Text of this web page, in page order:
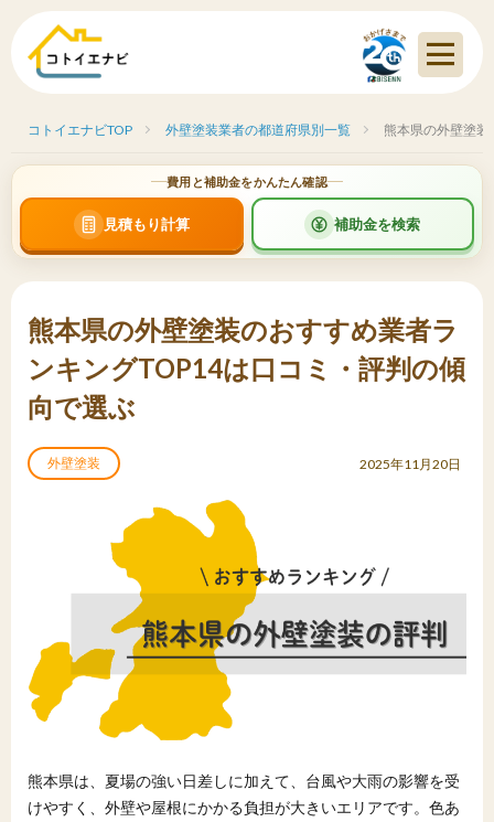
コトイエナビTOP 外壁塗装業者の都道府県別一覧 熊本県の外壁塗
費用と補助金をかんたん確認
見積もり計算 補助金を検索
熊本県の外壁塗装のおすすめ業者ラ
ンキングTOP14は口コミ・評判の傾
向で選ぶ
外壁塗装 2025年11月20日
熊本県は、夏場の強い日差しに加えて、台風や大雨の影響を受
けやすく、外壁や屋根にかかる負担が大きいエリアです。色あ